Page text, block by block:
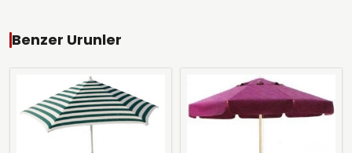
Benzer Urunler